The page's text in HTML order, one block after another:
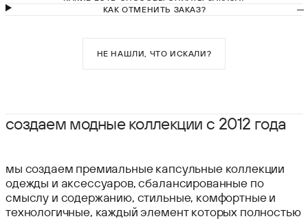
заказа у вас возникнут вопросы, пожалуйста, напишите нам в чат.
при курьерской доставке или доставке в пункт-выдачи сдэк
КАК ОТМЕНИТЬ ЗАКАЗ?
НЕ НАШЛИ, ЧТО ИСКАЛИ?
создаем модные коллекции с 2012 года
мы создаем премиальные капсульные коллекции
одежды и аксессуаров, сбалансированные по
смыслу и содержанию, стильные, комфортные и
технологичные, каждый элемент которых полностью